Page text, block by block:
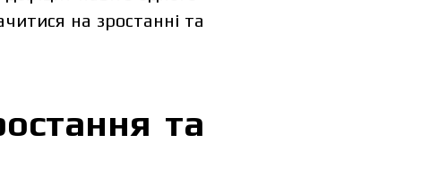
на зростанні та
та